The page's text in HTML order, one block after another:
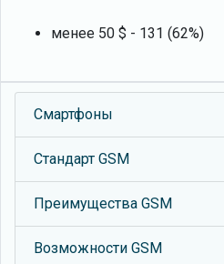
менее 50 $ - 131 (62%)
Смартфоны
Стандарт GSM
Преимущества GSM
Возможности GSM